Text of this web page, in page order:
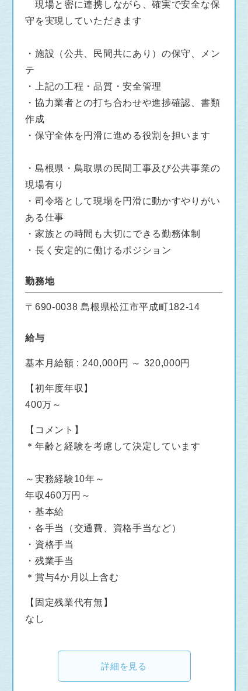
現場と密に連携しながら、確実で安全な保
守を実現していただきます
・施設（公共、民間共にあり）の保守、メン
テ
・上記の工程・品質・安全管理
・協力業者との打ち合わせや進捗確認、書類
作成
・保守全体を円滑に進める役割を担います
・島根県・鳥取県の民間工事及び公共事業の
現場有り
・司令塔として現場を円滑に動かすやりがい
ある仕事
・家族との時間も大切にできる勤務体制
・長く安定的に働けるポジション
勤務地
〒690-0038 島根県松江市平成町182-14
給与
基本月給額 : 240,000円 ～ 320,000円
【初年度年収】
400万～
【コメント】
＊年齢と経験を考慮して決定しています
～実務経験10年～
年収460万円～
・基本給
・各手当（交通費、資格手当など）
・資格手当
・残業手当
＊賞与4か月以上含む
【固定残業代有無】
なし
詳細を見る